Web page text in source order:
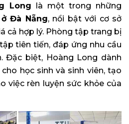
Long là một trong những
Đà Nẵng, nổi bật với cơ sở
cả hợp lý. Phòng tập trang bị
tiên tiến, đáp ứng nhu cầu
Đặc biệt, Hoàng Long dành
học sinh và sinh viên, tạo
việc rèn luyện sức khỏe của